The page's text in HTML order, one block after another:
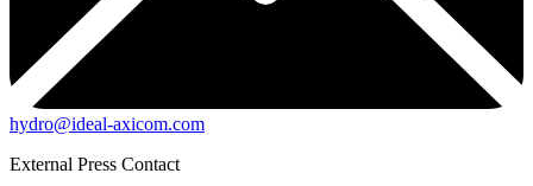
hydro@ideal-axicom.com
External Press Contact